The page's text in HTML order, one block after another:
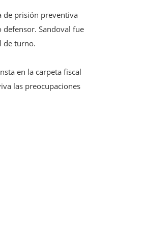
de prisión preventiva
defensor. Sandoval fue
de turno.
en la carpeta fiscal
las preocupaciones